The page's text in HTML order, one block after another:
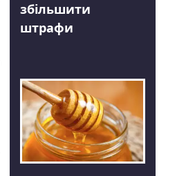
збільшити
штрафи